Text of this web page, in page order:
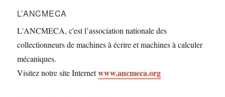
L’ANCMECA
L'ANCMECA, c'est l’association nationale des
collectionneurs de machines à écrire et machines à calculer
mécaniques.
Visitez notre site Internetwww.ancmeca.org